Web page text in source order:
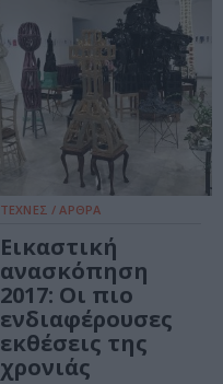
ΤΕΧΝΕΣ / ΑΡΘΡΑ
Εικαστική
ανασκόπηση
2017: Οι πιο
ενδιαφέρουσες
εκθέσεις της
χρονιάς